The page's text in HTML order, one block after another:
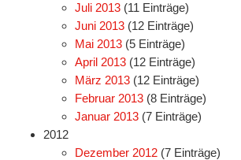
Juli 2013 (11 Einträge)
Juni 2013 (12 Einträge)
Mai 2013 (5 Einträge)
April 2013 (12 Einträge)
März 2013 (12 Einträge)
Februar 2013 (8 Einträge)
Januar 2013 (7 Einträge)
2012
Dezember 2012 (7 Einträge)